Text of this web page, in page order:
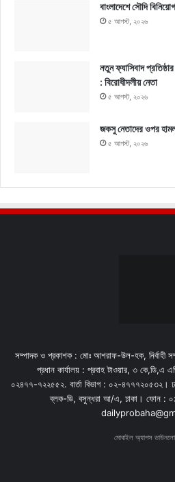
বাংলাদেশে সৌদি
৫ আগস্ট, ২০২৬
নতুন ফ্যাসিবাদ
: বিরোধীদলীয় নেতা
৫ আগস্ট, ২০২৬
জকসু নেতাদের ওপর
৫ আগস্ট, ২০২৬
সম্পাদক ও প্রকাশক : মোঃ আশরাফ-উল-হক, নির্বাহী
প্রধান কার্যালয় : প্রবাহ টাওয়ার, ৩ কে,ডি,এ
০২৪৭৭-৭২২৫৫২. বার্তা বিভাগ : ০২-৪৭৭৭২০৫৩২।
ব্লক-ডি, বসুন্ধরা আ/এ, ঢাকা। ফোন :
মোবাইল অ্যাপস